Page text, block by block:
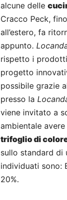
alcune delle
Cracco Peck,
all’estero, fa
appunto.
rispetto i
progetto
possibile grazie
presso la
viene invitato a
ambientale
trifoglio di
sullo standard di
individuati sono:
20%.